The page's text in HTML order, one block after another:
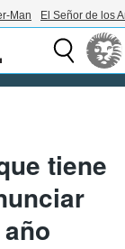
Man El Señor de los
tiene